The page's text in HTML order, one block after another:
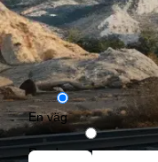
En väg
Rundresa